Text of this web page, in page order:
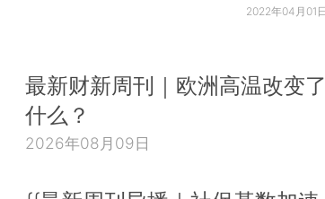
2022年04月01日
最新财新周刊｜欧洲高温改变了
什么？
2026年08月09日